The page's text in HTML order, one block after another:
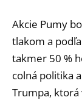
Akcie Pumy
tlakom a
takmer 50 %
colná politika
Trumpa, ktorá